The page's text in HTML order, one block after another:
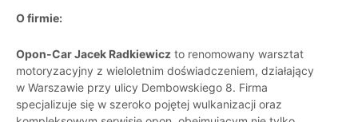
O firmie:
Opon-Car Jacek Radkiewicz to renomowany warsztat
motoryzacyjny z wieloletnim doświadczeniem, działający
w Warszawie przy ulicy Dembowskiego 8. Firma
specjalizuje się w szeroko pojętej wulkanizacji oraz